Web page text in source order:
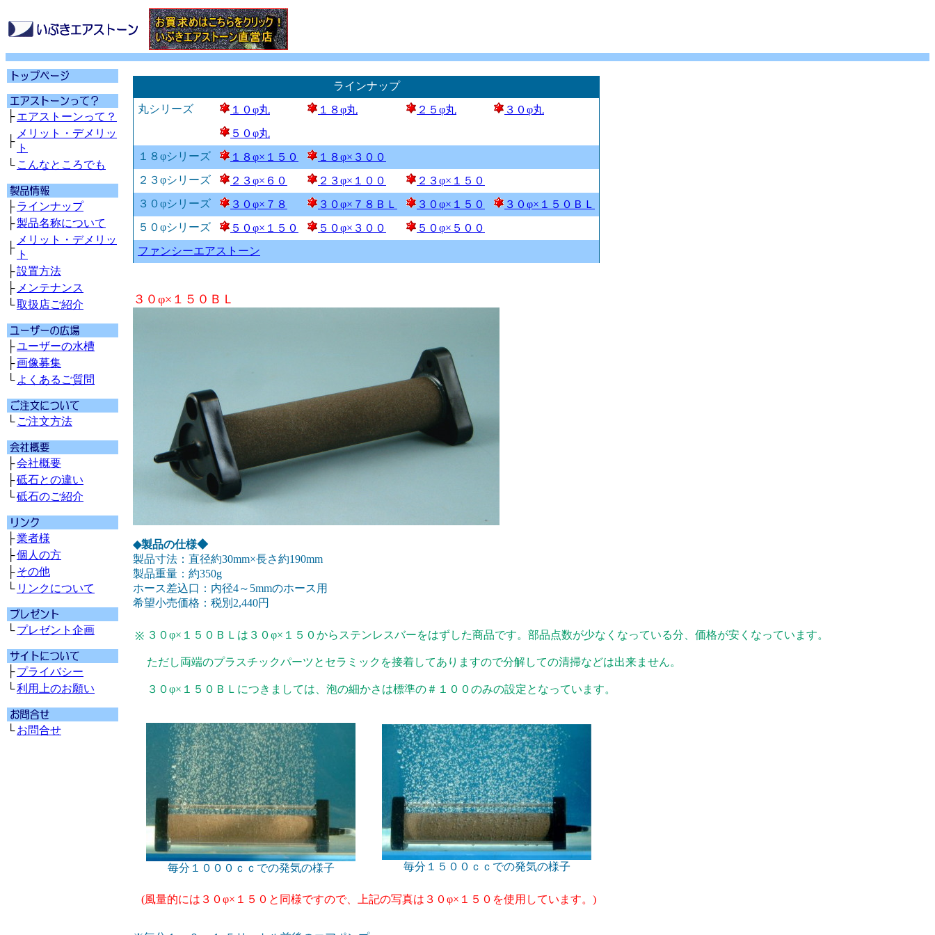
├ エアストーンって？
├
メリット・デメリッ
ト
└ こんなところでも
├ ラインナップ
├製品名称について
├
メリット・デメリッ
ト
├設置方法
├ メンテナンス
└取扱店ご紹介
├ユーザーの水槽
├画像募集
└ よくあるご質問
└ ご注文方法
├会社概要
├砥石との違い
└砥石のご紹介
├業者様
├個人の方
├ その他
└ リンクについて
└ プレゼント企画
├ プライバシー
└利用上のお願い
└ お問合せ
ラインナップ
丸シリーズ
１０φ丸 １８φ丸 ２５φ丸
３０φ丸
５０φ丸
１８φシリーズ
１８φ×１５０
１８φ×３００
２３φシリーズ
２３φ×６０ ２３φ×１００
２３φ×１５０
３０φシリーズ
３０φ×７８ ３０φ×７８ＢＬ ３０φ×１５０
３０φ×１５０ＢＬ
５０φシリーズ
５０φ×１５０ ５０φ×３００
５０φ×５００
ファンシーエアストーン
３０φ×１５０ＢＬ
◆製品の仕様◆
製品寸法：直径約30mm×長さ約190mm
製品重量：約350g
ホース差込口：内径4～5mmのホース用
希望小売価格：税別2,440円
※ ３０φ×１５０ＢＬは３０φ×１５０からステンレスバーをはずした商品です。部品点数が少なくなっている分、価格が安くなっています。
ただし両端のプラスチックパーツとセラミックを接着してありますので分解しての清掃などは出来ません。
３０φ×１５０ＢＬにつきましては、泡の細かさは標準の＃１００のみの設定となっています。
毎分１０００ｃｃでの発気の様子 毎分１５００ｃｃでの発気の様子
(風量的には３０φ×１５０と同様ですので、上記の写真は３０φ×１５０を使用しています。)